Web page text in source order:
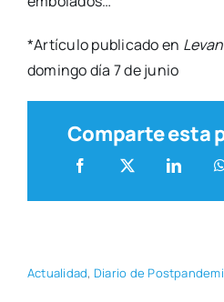
Actua­li­dad Dia­rio de Post­pan­de­mia